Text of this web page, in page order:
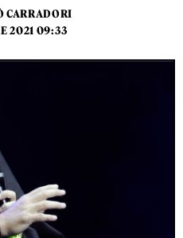
CARRADORI
2021 09:33